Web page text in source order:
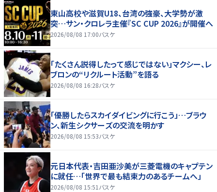
東山高校や滋賀U18、台湾の強豪、大学勢が激
突…サン・クロレラ主催『SC CUP 2026』が開催へ
2026/08/08 17:00バスケ
「たくさん説得したって感じではない」マクシー、レ
ブロンの“リクルート活動”を語る
2026/08/08 16:28バスケ
「優勝したらスカイダイビングに行こう」…ブラウ
ン、新生シクサーズの交流を明かす
2026/08/08 15:53バスケ
元日本代表・吉田亜沙美が三菱電機のキャプテン
に就任…「世界で最も結束力のあるチームへ」
2026/08/08 15:51 バスケ